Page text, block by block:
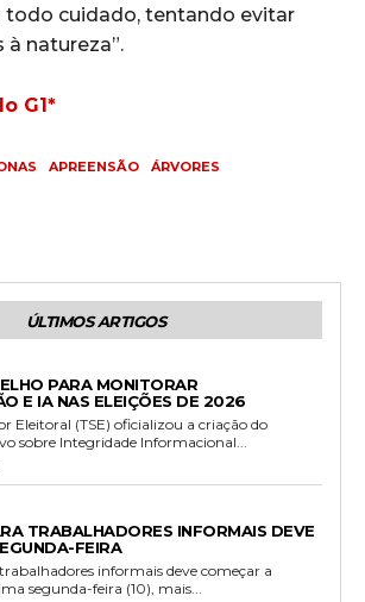
todo cuidado, tentando evitar
à natureza”.
G1*
APREENSÃO
ÁRVORES
ÚLTIMOS ARTIGOS
PARA MONITORAR
E IA NAS ELEIÇÕES DE 2026
Eleitoral (TSE) oficializou a criação do
sobre Integridade Informacional...
TRABALHADORES INFORMAIS DEVE
FEIRA
informais deve começar a
segunda-feira (10), mais...